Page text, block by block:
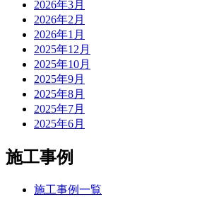
2026年3月
2026年2月
2026年1月
2025年12月
2025年10月
2025年9月
2025年8月
2025年7月
2025年6月
施工事例
施工事例一覧